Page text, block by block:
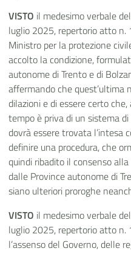
VISTO il medesimo verbale
luglio 2025, repertorio atto n.
Ministro per la protezione
accolto la condizione,
autonome di Trento e di
affermando che quest’ultima
dilazioni e di essere certo
tempo è priva di un sistema
dovrà essere trovata l’intesa
definire una procedura, che
quindi ribadito il consenso
dalle Province autonome di
siano ulteriori proroghe
VISTO il medesimo verbale
luglio 2025, repertorio atto n.
l’assenso del Governo, delle